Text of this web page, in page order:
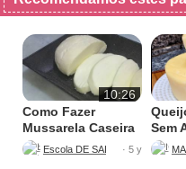
10:26
Como Fazer
Mussarela Caseira
Escola DE SALGADOS
· 5 y
Sem